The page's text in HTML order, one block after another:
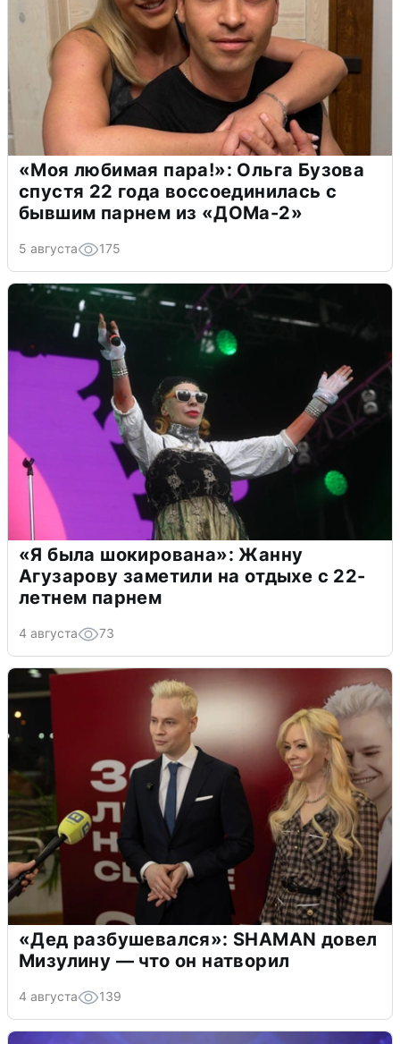
«Моя любимая пара!»: Ольга Бузова
спустя 22 года воссоединилась с
бывшим парнем из «ДОМа-2»
5 августа 175
«Я была шокирована»: Жанну
Агузарову заметили на отдыхе с 22-
летнем парнем
4 августа 73
«Дед разбушевался»: SHAMAN довел
Мизулину — что он натворил
4 августа 139